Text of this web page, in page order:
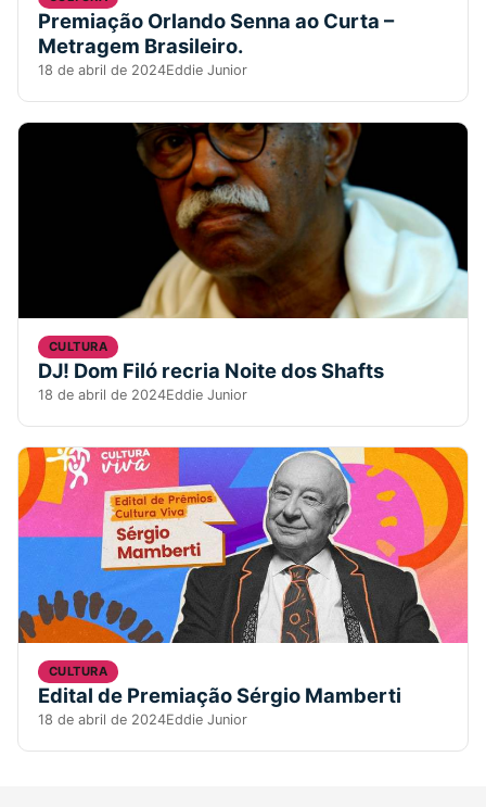
Premiação Orlando Senna ao Curta –
Metragem Brasileiro.
18 de abril de 2024Eddie Junior
CULTURA
DJ! Dom Filó recria Noite dos Shafts
18 de abril de 2024Eddie Junior
CULTURA
Edital de Premiação Sérgio Mamberti
18 de abril de 2024Eddie Junior